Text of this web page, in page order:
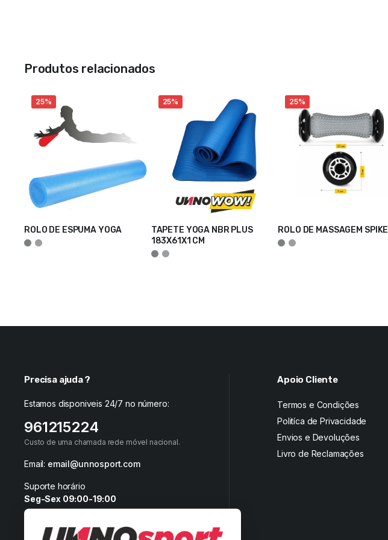
Produtos relacionados
25%
ROLO DE ESPUMA YOGA
VER OPÇÕES
25%
TAPETE YOGA NBR PLUS
183X61X1 CM
ADICIONAR
25%
ROLO DE MASSAGEM SPIKE
ADICIONAR
Precisa ajuda ?
Estamos disponiveis 24/7 no número:
961215224
Custo de uma chamada rede móvel nacional.
Email: email@unnosport.com
Suporte horário
Seg-Sex 09:00-19:00
Apoio Cliente
Termos e Condições
Politíca de Privacidade
Envios e Devoluções
Livro de Reclamações